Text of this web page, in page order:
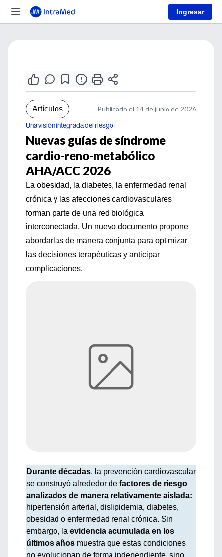
Ingresar
Artículos Publicado el 14 de junio de 2026
Una visión integrada del riesgo
Nuevas guías de síndrome
cardio-reno-metabólico
AHA/ACC 2026
La obesidad, la diabetes, la enfermedad renal
crónica y las afecciones cardiovasculares
forman parte de una red biológica
interconectada. Un nuevo documento propone
abordarlas de manera conjunta para optimizar
las decisiones terapéuticas y anticipar
complicaciones.
Durante décadas, la prevención cardiovascular
se construyó alrededor de factores de riesgo
analizados de manera relativamente aislada:
hipertensión arterial, dislipidemia, diabetes,
obesidad o enfermedad renal crónica. Sin
embargo, la evidencia acumulada en los
últimos años muestra que estas condiciones
no evolucionan de forma independiente, sino